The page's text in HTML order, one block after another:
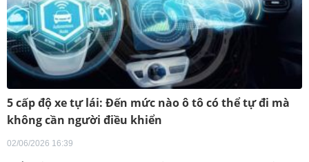
5 cấp độ xe tự lái: Đến mức nào ô tô có thể tự đi mà
không cần người điều khiển
02/06/2026 16:39